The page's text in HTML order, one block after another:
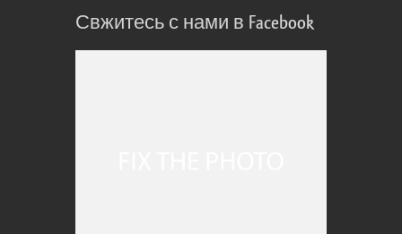
Свжитесь с нами в Facebook